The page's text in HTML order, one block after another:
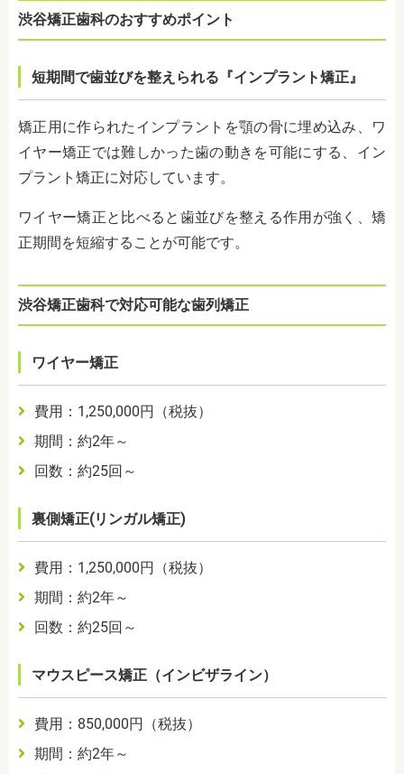
渋谷矯正歯科のおすすめポイント
短期間で歯並びを整えられる『インプラント矯正』
矯正用に作られたインプラントを顎の骨に埋め込み、ワ
イヤー矯正では難しかった歯の動きを可能にする、イン
プラント矯正に対応しています。
ワイヤー矯正と比べると歯並びを整える作用が強く、矯
正期間を短縮することが可能です。
渋谷矯正歯科で対応可能な歯列矯正
ワイヤー矯正
費用：1,250,000円（税抜）
期間：約2年～
回数：約25回～
裏側矯正(リンガル矯正)
費用：1,250,000円（税抜）
期間：約2年～
回数：約25回～
マウスピース矯正（インビザライン）
費用：850,000円（税抜）
期間：約2年～